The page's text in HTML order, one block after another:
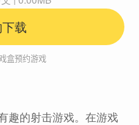
载
盒预约游戏
趣的射击游戏。在游戏